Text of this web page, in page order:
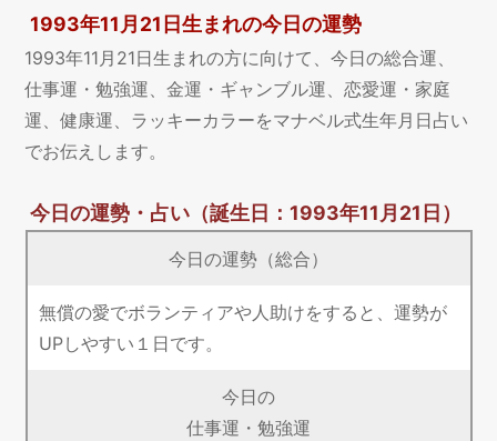
1993年11月21日生まれの今日の運勢
1993年11月21日生まれの方に向けて、今日の総合運、
仕事運・勉強運、金運・ギャンブル運、恋愛運・家庭
運、健康運、ラッキーカラーをマナベル式生年月日占い
でお伝えします。
今日の運勢・占い（誕生日：1993年11月21日）
今日の運勢（総合）
無償の愛でボランティアや人助けをすると、運勢が
UPしやすい１日です。
今日の
仕事運・勉強運